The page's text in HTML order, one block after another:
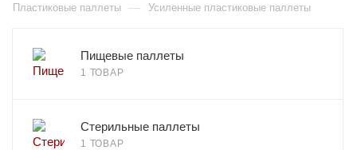
Пластиковые паллеты — Усиленные пластиковые паллеты
Пищевые паллеты
1 ТОВАР
Стерильные паллеты
1 ТОВАР